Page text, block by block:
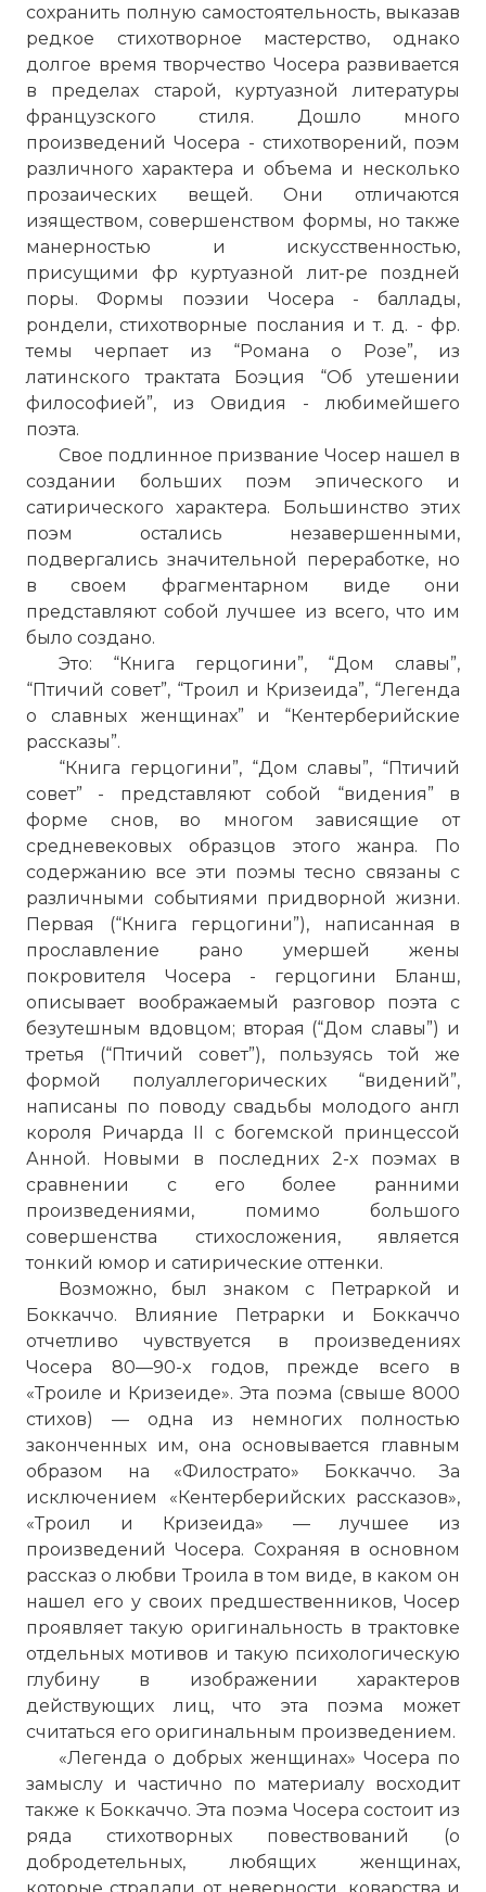
сохранить полную самостоятельность, выказав
редкое стихотворное мастерство, однако
долгое время творчество Чосера развивается
в пределах старой, куртуазной литературы
французского стиля. Дошло много
произведений Чосера - стихотворений, поэм
различного характера и объема и несколько
прозаических вещей. Они отличаются
изяществом, совершенством формы, но также
манерностью и искусственностью,
присущими фр куртуазной лит-ре поздней
поры. Формы поэзии Чосера - баллады,
рондели, стихотворные послания и т. д. - фр.
темы черпает из “Романа о Розе”, из
латинского трактата Боэция “Об утешении
философией”, из Овидия - любимейшего
поэта.
Свое подлинное призвание Чосер нашел в
создании больших поэм эпического и
сатирического характера. Большинство этих
поэм остались незавершенными,
подвергались значительной переработке, но
в своем фрагментарном виде они
представляют собой лучшее из всего, что им
было создано.
Это: “Книга герцогини”, “Дом славы”,
“Птичий совет”, “Троил и Кризеида”, “Легенда
о славных женщинах” и “Кентерберийские
рассказы”.
“Книга герцогини”, “Дом славы”, “Птичий
совет” - представляют собой “видения” в
форме снов, во многом зависящие от
средневековых образцов этого жанра. По
содержанию все эти поэмы тесно связаны с
различными событиями придворной жизни.
Первая (“Книга герцогини”), написанная в
прославление рано умершей жены
покровителя Чосера - герцогини Бланш,
описывает воображаемый разговор поэта с
безутешным вдовцом; вторая (“Дом славы”) и
третья (“Птичий совет”), пользуясь той же
формой полуаллегорических “видений”,
написаны по поводу свадьбы молодого англ
короля Ричарда II с богемской принцессой
Анной. Новыми в последних 2-х поэмах в
сравнении с его более ранними
произведениями, помимо большого
совершенства стихосложения, является
тонкий юмор и сатирические оттенки.
Возможно, был знаком с Петраркой и
Боккаччо. Влияние Петрарки и Боккаччо
отчетливо чувствуется в произведениях
Чосера 80—90-х годов, прежде всего в
«Троиле и Кризеиде». Эта поэма (свыше 8000
стихов) — одна из немногих полностью
законченных им, она основывается главным
образом на «Филострато» Боккаччо. За
исключением «Кентерберийских рассказов»,
«Троил и Кризеида» — лучшее из
произведений Чосера. Сохраняя в основном
рассказ о любви Троила в том виде, в каком он
нашел его у своих предшественников, Чосер
проявляет такую оригинальность в трактовке
отдельных мотивов и такую психологическую
глубину в изображении характеров
действующих лиц, что эта поэма может
считаться его оригинальным произведением.
«Легенда о добрых женщинах» Чосера по
замыслу и частично по материалу восходит
также к Боккаччо. Эта поэма Чосера состоит из
ряда стихотворных повествований (о
добродетель­ных, любящих женщинах,